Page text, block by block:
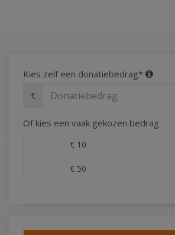
Kies zelf een donatiebedrag*
€
Of kies een vaak gekozen bedrag
€ 10
€ 50